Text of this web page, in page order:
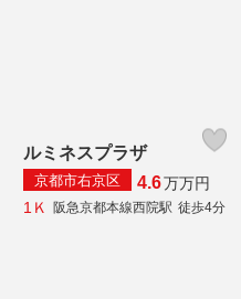
ルミネスプラザ
京都市右京区 4.6万万円
1Ｋ
阪急京都本線西院駅 徒歩4分